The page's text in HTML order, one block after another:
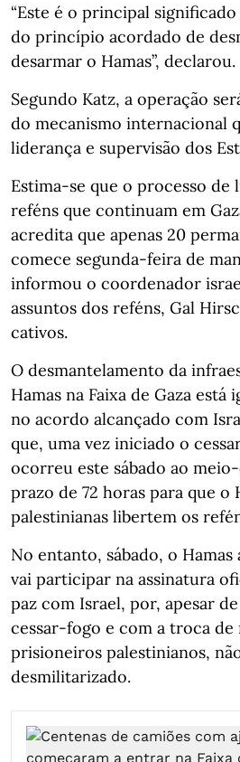
“Este é o principal
do princípio acordado de
desarmar o Hamas”, declarou.
Segundo Katz, a operação
do mecanismo internacional
liderança e supervisão dos
Estima-se que o processo de
reféns que continuam em
acredita que apenas 20
comece segunda-feira de
informou o coordenador
assuntos dos reféns, Gal
cativos.
O desmantelamento da
Hamas na Faixa de Gaza
no acordo alcançado com
que, uma vez iniciado o
ocorreu este sábado ao
prazo de 72 horas para que o
palestinianas libertem os
No entanto, sábado, o
vai participar na assinatura
paz com Israel, por, apesar
cessar-fogo e com a troca
prisioneiros palestinianos,
desmilitarizado.